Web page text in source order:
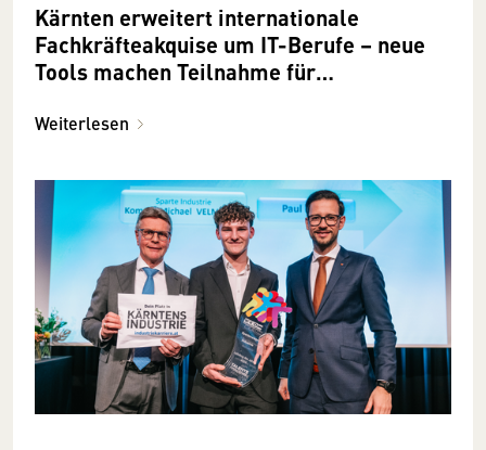
Kärnten erweitert internationale
Fachkräfteakquise um IT-Berufe – neue
Tools machen Teilnahme für
Weiterlesen